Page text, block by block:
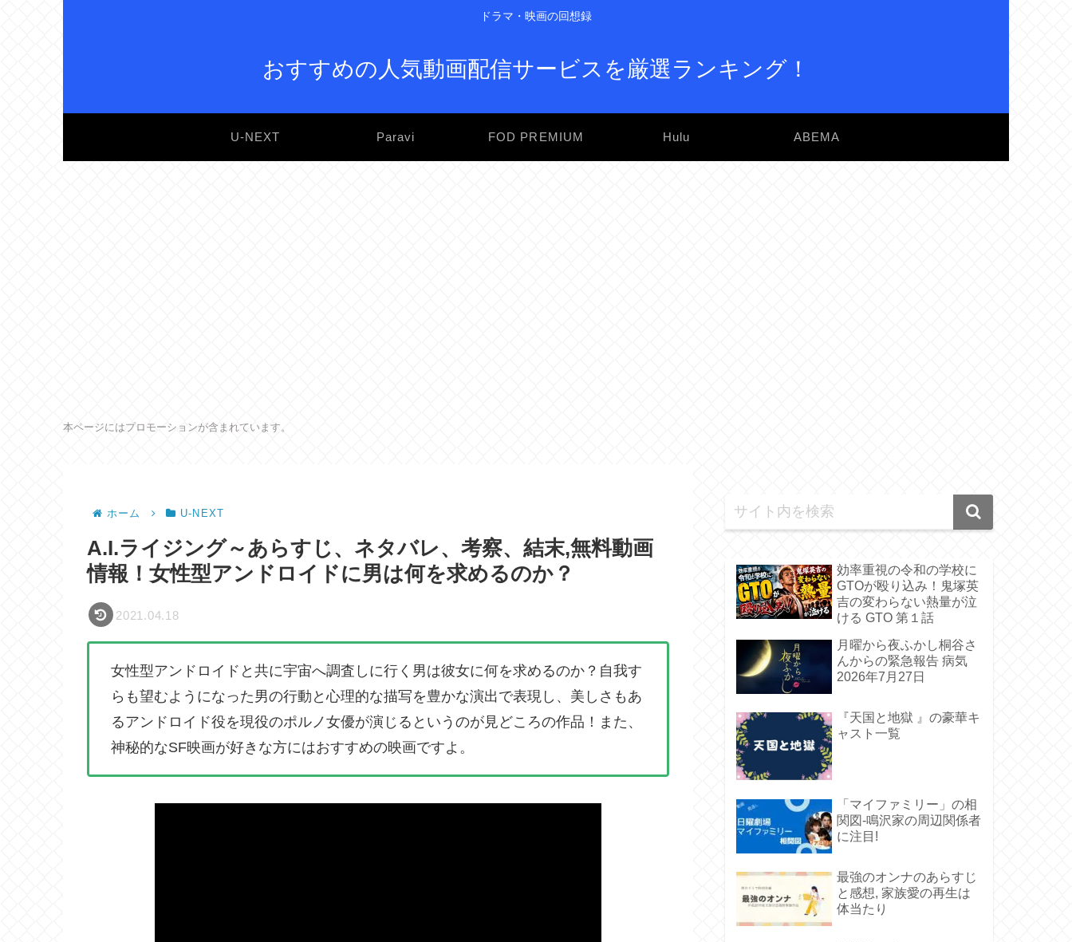
ドラマ・映画の回想録
おすすめの人気動画配信サービスを厳選ランキング！
U-NEXT Paravi FOD PREMIUM Hulu ABEMA
本ページにはプロモーションが含まれています。
ホーム U-NEXT
A.I.ライジング～あらすじ、ネタバレ、考察、結末,無料動画
情報！女性型アンドロイドに男は何を求めるのか？
2021.04.18
女性型アンドロイドと共に宇宙へ調査しに行く男は彼女に何を求めるのか？自我す
らも望むようになった男の行動と心理的な描写を豊かな演出で表現し、美しさもあ
るアンドロイド役を現役のポルノ女優が演じるというのが見どころの作品！また、
神秘的なSF映画が好きな方にはおすすめの映画ですよ。
効率重視の令和の学校に
GTOが殴り込み！鬼塚英
吉の変わらない熱量が泣
ける GTO 第１話
月曜から夜ふかし桐谷さ
んからの緊急報告 病気
2026年7月27日
『天国と地獄 』の豪華キ
ャスト一覧
「マイファミリー」の相
関図-鳴沢家の周辺関係者
に注目!
最強のオンナのあらすじ
と感想, 家族愛の再生は
体当たり